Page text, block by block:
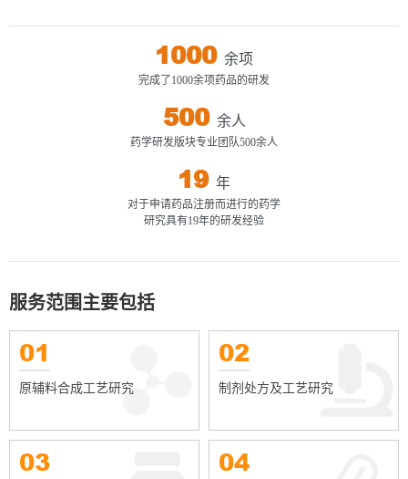
1000 余项
完成了1000余项药品的研发
500 余人
药学研发版块专业团队500余人
19 年
对于申请药品注册而进行的药学
研究具有19年的研发经验
服务范围主要包括
01
原辅料合成工艺研究
02
制剂处方及工艺研究
03 04